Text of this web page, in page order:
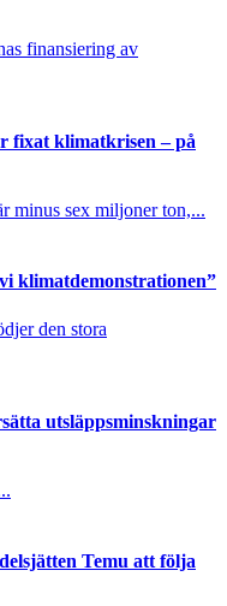
finansiering av
fixat klimatkrisen – på
minus sex miljoner ton,...
klimatdemonstrationen”
den stora
utsläppsminskningar
Temu att följa